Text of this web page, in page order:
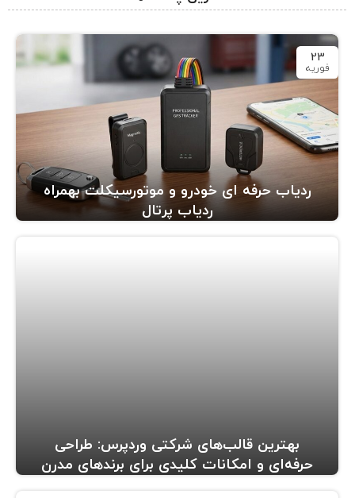
23
فوریه
ردیاب حرفه ای خودرو و موتورسیکلت بهمراه
ردیاب پرتال
بهترین قالب‌های شرکتی وردپرس: طراحی
حرفه‌ای و امکانات کلیدی برای برندهای مدرن